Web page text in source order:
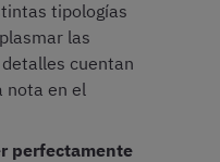
tipologías
las
cuentan
nota en el
perfectamente